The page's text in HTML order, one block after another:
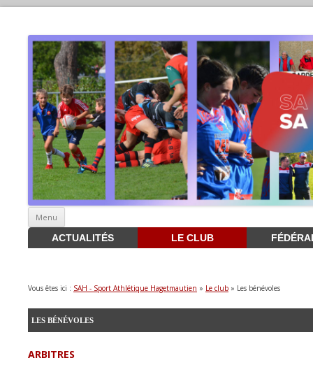
Menu
contenu
ACTUALITÉS LE CLUB
Vous êtes ici : SAH - Sport Athlétique Hagetmautien » Le club » Les bénévoles
LES BÉNÉVOLES
ARBITRES